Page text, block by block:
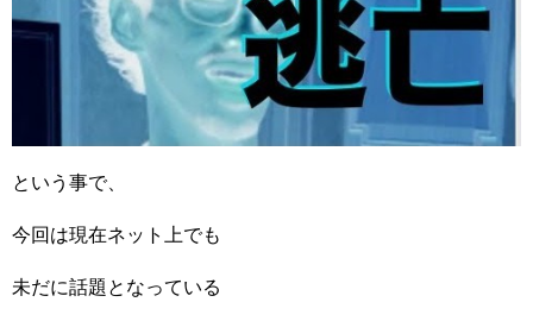
という事で、
今回は現在ネット上でも
未だに話題となっている